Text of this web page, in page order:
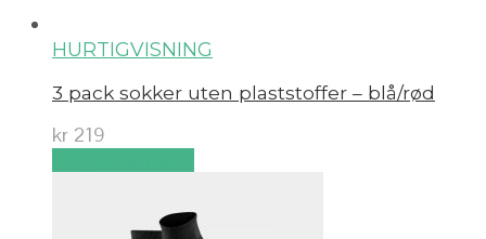
HURTIGVISNING
3 pack sokker uten plaststoffer – blå/rød
kr 219